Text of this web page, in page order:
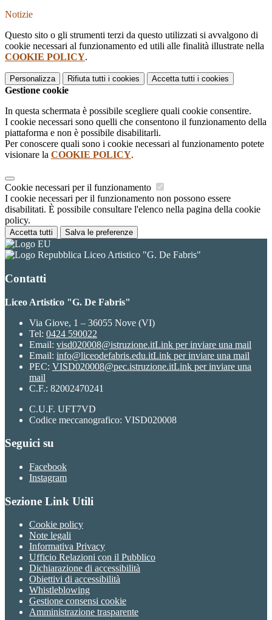
Notizie
Questo sito o gli strumenti terzi da questo utilizzati si avvalgono di
cookie necessari al funzionamento ed utili alle finalità illustrate nella
COOKIE POLICY.
Personalizza Rifiuta tutti i cookies Accetta tutti i cookies
Gestione cookie
In questa schermata è possibile scegliere quali cookie consentire.
I cookie necessari sono quelli che consentono il funzionamento della
piattaforma e non è possibile disabilitarli.
Per conoscere quali sono i cookie necessari al funzionamento potete
visionare la COOKIE POLICY.
Cookie necessari per il funzionamento
I cookie necessari per il funzionamento non possono essere
disabilitati. È possibile consultare l'elenco nella pagina della cookie
policy.
Accetta tutti Salva le preferenze
Liceo Artistico "G. De Fabris"
Contatti
Liceo Artistico "G. De Fabris"
Via Giove, 1 – 36055 Nove (VI)
Tel: 0424 590022
Email: visd020008@istruzione.itLink per inviare una mail
Email: info@liceodefabris.edu.itLink per inviare una mail
PEC: VISD020008@pec.istruzione.itLink per inviare una
mail
C.F.: 82002470241
C.U.F. UFT7VD
Codice meccanografico: VISD020008
Seguici su
Facebook
Instagram
Sezione Link Utili
Cookie policy
Note legali
Informativa Privacy
Ufficio Relazioni con il Pubblico
Dichiarazione di accessibilità
Obiettivi di accessibilità
Whistleblowing
Gestione consensi cookie
Amministrazione trasparente